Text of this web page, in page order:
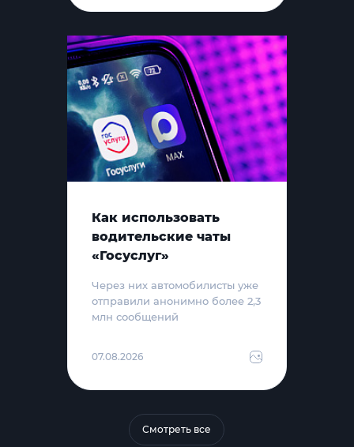
Как использовать
водительские чаты
«Госуслуг»
Через них автомобилисты уже
отправили анонимно более 2,3
млн сообщений
07.08.2026
Смотреть все